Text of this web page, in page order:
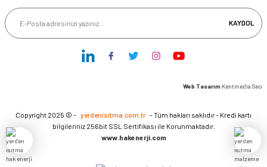
KAYDOL
Web Tasarım Kentmedia Seo
Copyright 2025 © - yerdenisitma.com.tr - Tüm hakları saklıdır - Kredi kartı
bilgileriniz 256bit SSL Sertifikası ile Korunmaktadır.
www.hakenerji.com